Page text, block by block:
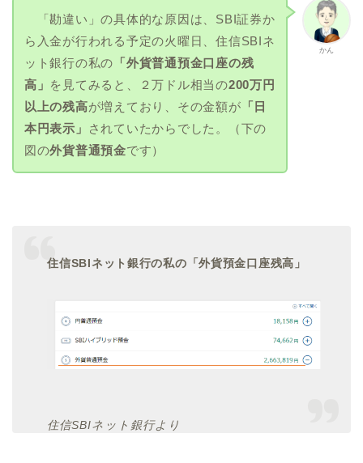
かん
「勘違い」の具体的な原因は、SBI証券か
ら入金が行われる予定の火曜日、住信SBIネ
ット銀行の私の 「外貨普通預金口座の残
高」 を見てみると、２万ドル相当の200万円
以上の残高が増えており、その金額が 「日
本円表示」
されていたからでした。（下の
図の外貨普通預金です）
住信SBIネット銀行の私の「外貨預金口座残高」
住信SBIネット銀行より